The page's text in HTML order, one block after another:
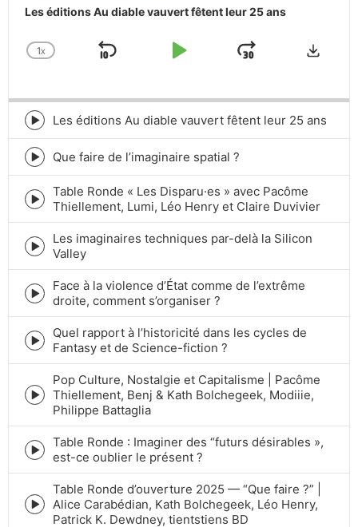
Les éditions Au diable vauvert fêtent leur 25 ans
CHANGE
1X
SKIP
PLAY
JUMP
Episode
play
icon
Les éditions Au diable vauvert fêtent leur 25 ans
Episode
play
icon
Que faire de l’imaginaire spatial ?
Episode
play
icon
Table Ronde « Les Disparu·es » avec Pacôme
Thiellement, Lumi, Léo Henry et Claire Duvivier
Episode
play
icon
Les imaginaires techniques par-delà la Silicon
Valley
Episode
play
icon
Face à la violence d’État comme de l’extrême
droite, comment s’organiser ?
Episode
play
icon
Quel rapport à l’historicité dans les cycles de
Fantasy et de Science-fiction ?
Episode
play
Pop Culture, Nostalgie et Capitalisme | Pacôme
Thiellement, Benj & Kath Bolchegeek, Modiiie,
Philippe Battaglia
Episode
play
icon
Table Ronde : Imaginer des “futurs désirables »,
est-ce oublier le présent ?
Episode
Table Ronde d’ouverture 2025 — “Que faire ?” |
Alice Carabédian, Kath Bolchegeek, Léo Henry,
Patrick K. Dewdney, tientstiens BD